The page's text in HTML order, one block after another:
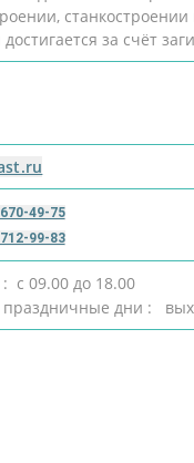
станкостроении
за счёт
49-75
99-83
с 09.00 до 18.00
праздничные дни :